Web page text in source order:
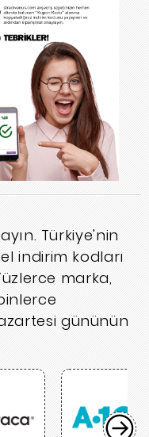
Türkiye'nin
indirim kodları
marka,
gününün